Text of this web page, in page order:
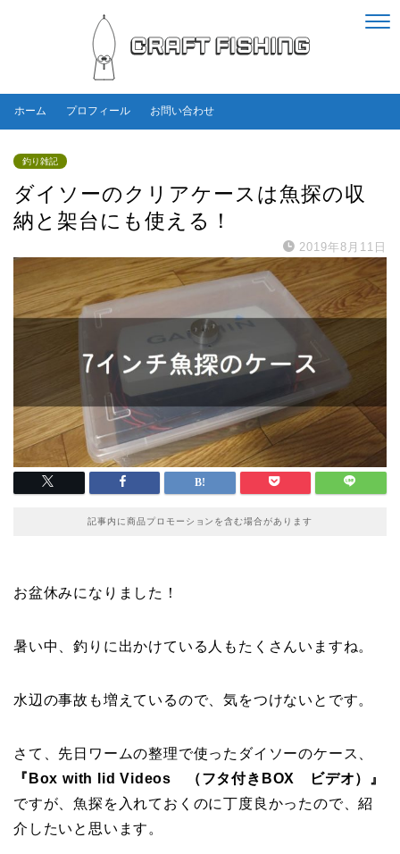
ホーム プロフィール お問い合わせ
釣り雑記
ダイソーのクリアケースは魚探の収
納と架台にも使える！
2019年8月11日
記事内に商品プロモーションを含む場合があります
お盆休みになりました！
暑い中、釣りに出かけている人もたくさんいますね。
水辺の事故も増えているので、気をつけないとです。
さて、先日ワームの整理で使ったダイソーのケース、
『Box with lid Videos （フタ付きBOX ビデオ）』
ですが、魚探を入れておくのに丁度良かったので、紹
介したいと思います。